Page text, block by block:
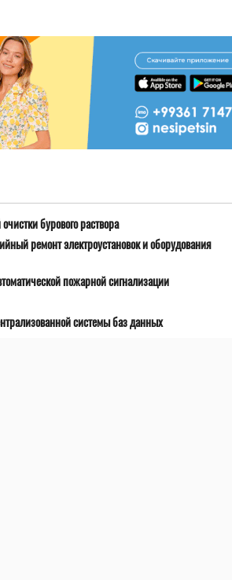
бурового раствора
ремонт электроустановок и оборудования
пожарной сигнализации
системы баз данных